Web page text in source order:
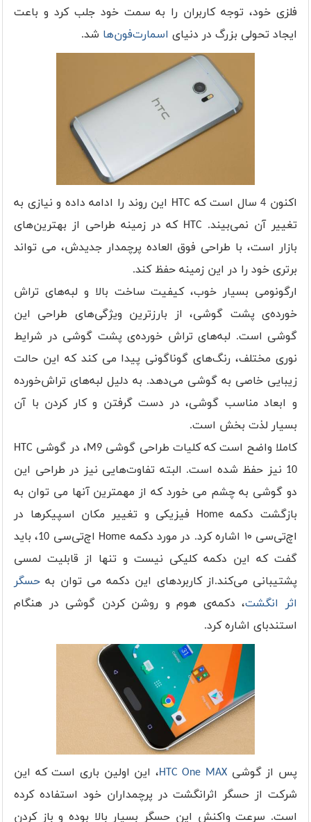
فلزی خود، توجه کاربران را به سمت خود جلب کرد و باعت
ایجاد تحولی بزرگ در دنیای اسمارت‌فون‌ها شد.
اکنون 4 سال است که HTC این روند را ادامه داده و نیازی به
تغییر آن نمی‌بیند. HTC که در زمینه طراحی از بهترین‌های
بازار است، با طراحی فوق العاده پرچمدار جدیدش، می تواند
برتری خود را در این زمینه حفظ کند.
ارگونومی بسیار خوب، کیفیت ساخت بالا و لبه‌های تراش
خورده‌ی پشت گوشی، از بارزترین ویژگی‌های طراحی این
گوشی است. لبه‌های تراش خورده‌ی پشت گوشی در شرایط
نوری مختلف، رنگ‌های گوناگونی پیدا می کند که این حالت
زیبایی خاصی به گوشی می‌دهد. به دلیل لبه‌های تراش‌خورده
و ابعاد مناسب گوشی، در دست گرفتن و کار کردن با آن
بسیار لذت بخش است.
کاملا واضح است که کلیات طراحی گوشی M9، در گوشی HTC
10 نیز حفظ شده است. البته تفاوت‌هایی نیز در طراحی این
دو گوشی به چشم می خورد که از مهمترین آنها می توان به
بازگشت دکمه Home فیزیکی و تغییر مکان اسپیکرها در
اچ‌تی‌سی ۱۰ اشاره کرد. در مورد دکمه Home اچ‌تی‌سی 10، باید
گفت که این دکمه کلیکی نیست و تنها از قابلیت لمسی
پشتیبانی می‌کند.از کاربردهای این دکمه می توان به حسگر
اثر انگشت، دکمه‌ی هوم و روشن کردن گوشی در هنگام
استندبای اشاره کرد.
پس از گوشی HTC One MAX، این اولین باری است که این
شرکت از حسگر اثرانگشت در پرچمداران خود استفاده کرده
است. سرعت واکنش این حسگر بسیار بالا بوده و باز کردن